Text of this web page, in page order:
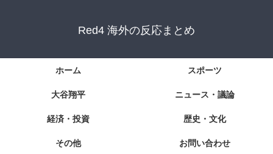
Red4 海外の反応まとめ
ホーム スポーツ
大谷翔平 ニュース・議論
経済・投資 歴史・文化
その他 お問い合わせ